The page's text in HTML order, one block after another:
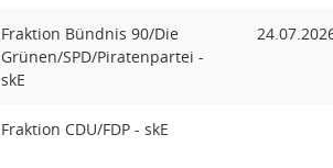
Fraktion Bündnis 90/Die
Grünen/SPD/Piratenpartei -
skE
Fraktion CDU/FDP - skE